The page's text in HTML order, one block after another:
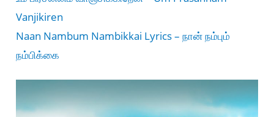
Vanjikiren
Naan Nambum Nambikkai Lyrics – நான் நம்பும்
நம்பிக்கை